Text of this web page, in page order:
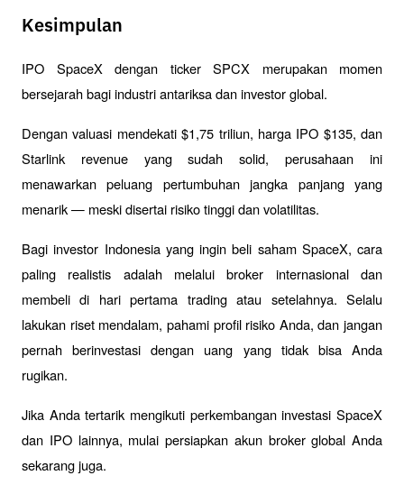
Kesimpulan
IPO SpaceX dengan ticker SPCX merupakan momen
bersejarah bagi industri antariksa dan investor global.
Dengan valuasi mendekati $1,75 triliun, harga IPO $135, dan
Starlink revenue yang sudah solid, perusahaan ini
menawarkan peluang pertumbuhan jangka panjang yang
menarik — meski disertai risiko tinggi dan volatilitas.
Bagi investor Indonesia yang ingin beli saham SpaceX, cara
paling realistis adalah melalui broker internasional dan
membeli di hari pertama trading atau setelahnya. Selalu
lakukan riset mendalam, pahami profil risiko Anda, dan jangan
pernah berinvestasi dengan uang yang tidak bisa Anda
rugikan.
Jika Anda tertarik mengikuti perkembangan investasi SpaceX
dan IPO lainnya, mulai persiapkan akun broker global Anda
sekarang juga.